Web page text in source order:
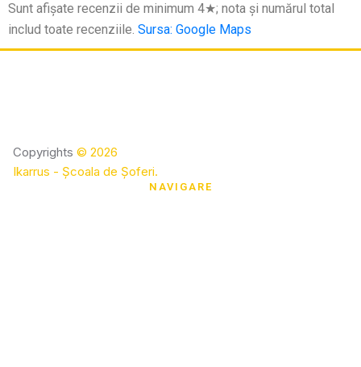
Sunt afișate recenzii de minimum 4★; nota și numărul total
includ toate recenziile. Sursa: Google Maps
Copyrights © 2026
Ikarrus - Școala de Șoferi.
NAVIGARE